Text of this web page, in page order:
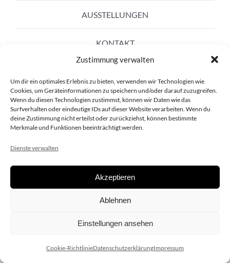
Zustimmung verwalten
Um dir ein optimales Erlebnis zu bieten, verwenden wir Technologien wie
Cookies, um Geräteinformationen zu speichern und/oder darauf zuzugreifen.
Wenn du diesen Technologien zustimmst, können wir Daten wie das
Surfverhalten oder eindeutige IDs auf dieser Website verarbeiten. Wenn du
deine Zustimmung nicht erteilst oder zurückziehst, können bestimmte
Merkmale und Funktionen beeinträchtigt werden.
Dienste verwalten
Akzeptieren
Ablehnen
Einstellungen ansehen
Cookie-RichtlinieDatenschutzerklärungImpressum
AUSSTELLUNGEN
KONTAKT
Copyright 2020 dieSCHAUsteller.at |Datenschützerklärung|
| Design:www.ARGEntur.at